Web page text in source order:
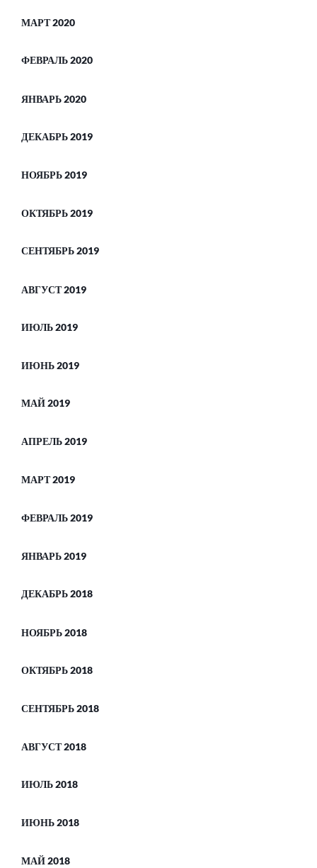
МАРТ 2020
ФЕВРАЛЬ 2020
ЯНВАРЬ 2020
ДЕКАБРЬ 2019
НОЯБРЬ 2019
ОКТЯБРЬ 2019
СЕНТЯБРЬ 2019
АВГУСТ 2019
ИЮЛЬ 2019
ИЮНЬ 2019
МАЙ 2019
АПРЕЛЬ 2019
МАРТ 2019
ФЕВРАЛЬ 2019
ЯНВАРЬ 2019
ДЕКАБРЬ 2018
НОЯБРЬ 2018
ОКТЯБРЬ 2018
СЕНТЯБРЬ 2018
АВГУСТ 2018
ИЮЛЬ 2018
ИЮНЬ 2018
МАЙ 2018